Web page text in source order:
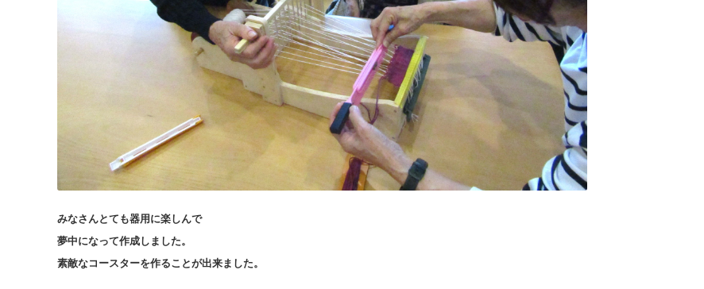
みなさんとても器用に楽しんで
夢中になって作成しました。
素敵なコースターを作ることが出来ました。